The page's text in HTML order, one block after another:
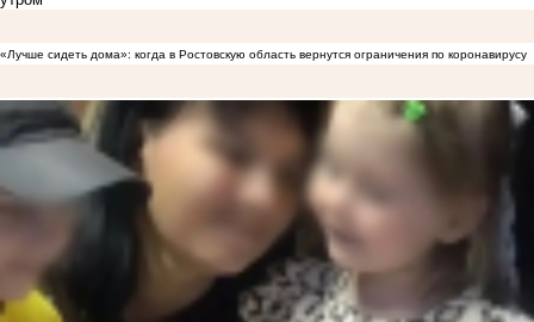
«Лучше сидеть дома»: когда в Ростовскую область вернутся ограничения по коронавирусу